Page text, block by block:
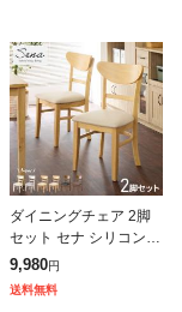
ダイニングチェア 2脚
セット セナ シリコンカ
バー付き 背もたれ 木製
イス チェア 天然木 お
しゃれ ダイニング チェ
9,980円
送料無料